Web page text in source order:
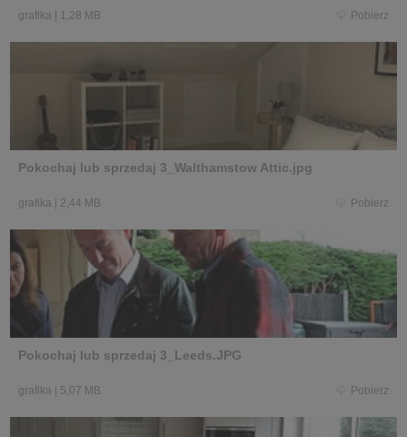
grafika 1,28 MB Pobierz
Pokochaj lub sprzedaj 3_Walthamstow Attic.jpg
grafika 2,44 MB Pobierz
Pokochaj lub sprzedaj 3_Leeds.JPG
grafika 5,07 MB Pobierz